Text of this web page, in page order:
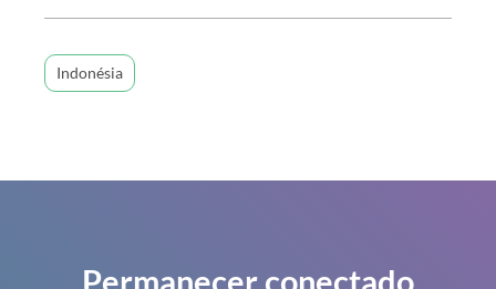
Indonésia
Permanecer conectado